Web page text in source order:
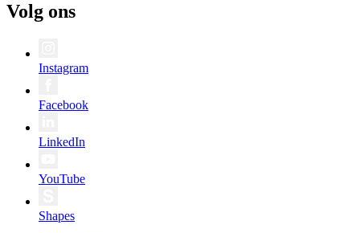
Volg ons
Instagram
Facebook
LinkedIn
YouTube
Shapes